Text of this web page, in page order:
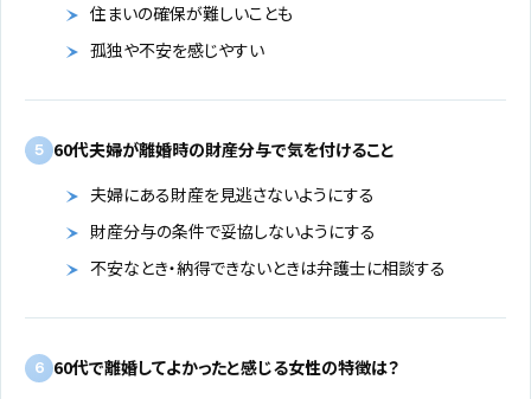
住まいの確保が難しいことも
孤独や不安を感じやすい
5 60代夫婦が離婚時の財産分与で気を付けること
夫婦にある財産を見逃さないようにする
財産分与の条件で妥協しないようにする
不安なとき・納得できないときは弁護士に相談する
6 60代で離婚してよかったと感じる女性の特徴は？